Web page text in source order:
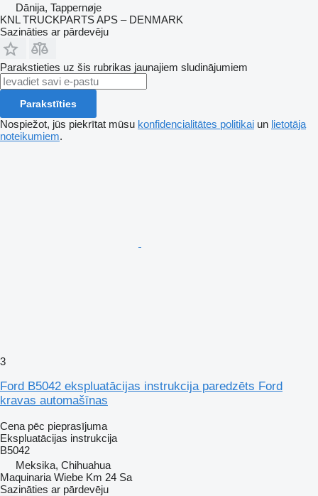
Dānija, Tappernøje
KNL TRUCKPARTS APS – DENMARK
Sazināties ar pārdevēju
Parakstieties uz šis rubrikas jaunajiem sludinājumiem
Parakstīties
Nospiežot, jūs piekrītat mūsu konfidencialitātes politikai un lietotāja
noteikumiem.
3
Ford B5042 ekspluatācijas instrukcija paredzēts Ford
kravas automašīnas
Cena pēc pieprasījuma
Ekspluatācijas instrukcija
B5042
Meksika, Chihuahua
Maquinaria Wiebe Km 24 Sa
Sazināties ar pārdevēju